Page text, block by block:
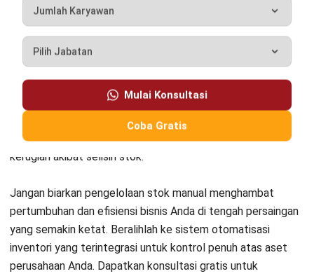
Konsultasi
yang Tepat